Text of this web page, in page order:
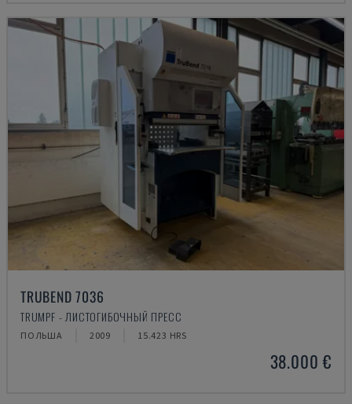
TRUBEND 7036
TRUMPF - ЛИСТОГИБОЧНЫЙ ПРЕСС
ПОЛЬША 2009 15.423 HRS
38.000 €